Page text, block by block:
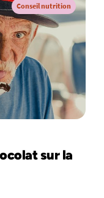
Conseil nutrition
sur la